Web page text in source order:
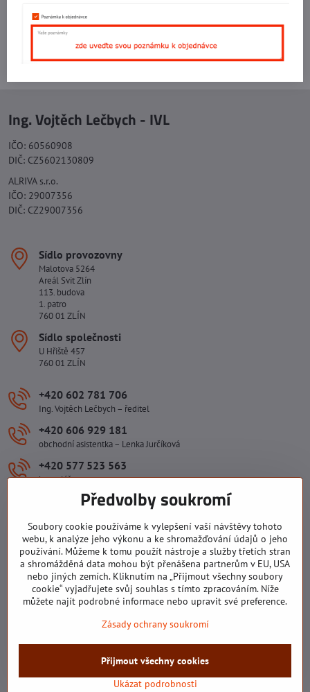
+420 577 523 563
Ing. Vojtěch Lečbych - IVL
IČO: 60560908
DIČ: CZ5602130809
ALRIVA s.r.o.
IČO: 29007356
DIČ: CZ29007356
Sídlo provozovny
Malotova 5264
Areál Svit Zlín
113. budova
1. patro
760 01 ZLÍN
Sídlo společnosti
U Hřiště 457
760 01 ZLÍN
+420 602 781 706
Ing. Vojtěch Lečbych – ředitel
+420 606 929 181
obchodní asistentka – Lenka Jurčíková
+420 577 523 563
kancelář
ivlecbych​@seznam​.cz
Důležité odkazy
Všechny texty, obrázky a fotografie jsou majetkem společnosti Ing.
Vojtěch Lečbych - IVL. Kopírovat obsah těchto stránek můžete jen se
©2026Copyright
Předvolby soukromíZásady ochrany soukromíStav objednávky
Předvolby soukromí
Soubory cookie používáme k vylepšení vaší návštěvy tohoto
webu, k analýze jeho výkonu a ke shromažďování údajů o jeho
používání. Můžeme k tomu použít nástroje a služby třetích stran
a shromážděná data mohou být přenášena partnerům v EU, USA
nebo jiných zemích. Kliknutím na „Přijmout všechny soubory
cookie“ vyjadřujete svůj souhlas s tímto zpracováním. Níže
můžete najít podrobné informace nebo upravit své preference.
Zásady ochrany soukromí
Ukázat podrobnosti
Přijmout všechny cookies